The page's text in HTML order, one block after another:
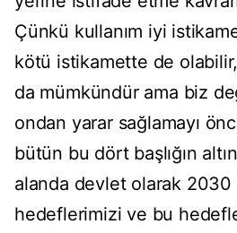
Çünkü kullanım iyi
kötü istikamette de
da mümkündür ama biz
ondan yarar sağlamayı
bütün bu dört başlığın
alanda devlet olarak 2030
hedeflerimizi ve bu